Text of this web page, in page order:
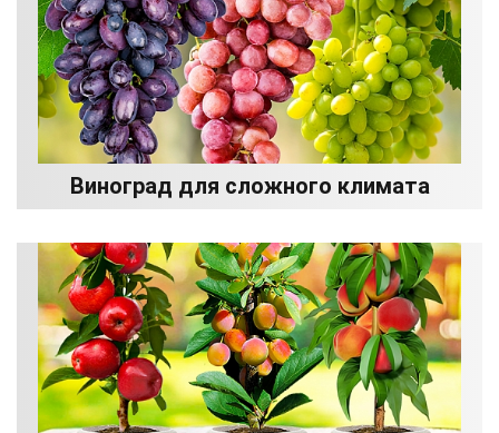
Виноград для сложного климата